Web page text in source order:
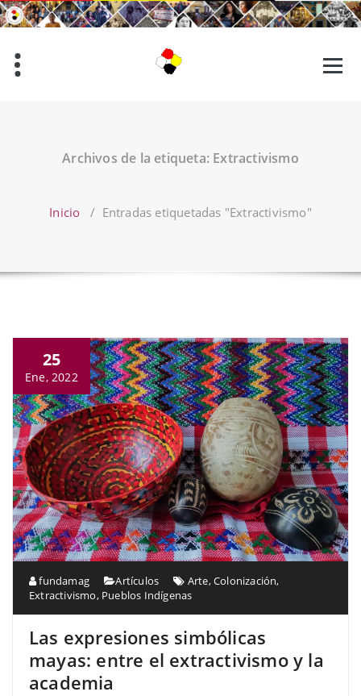
Saltar
al
Archivos de la etiqueta: Extractivismo
Inicio / Entradas etiquetadas "Extractivismo"
25
Ene, 2022
fundamag Artículos Arte,Colonización,
Extractivismo, Pueblos Indígenas
Las expresiones simbólicas
mayas: entre el extractivismo y la
academia